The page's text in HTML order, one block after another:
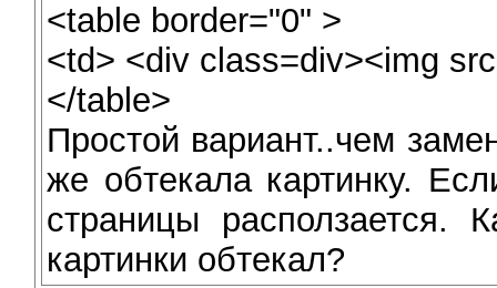
<table border="0" >
<td> <div class=div><img
</table>
Простой вариант..чем
же обтекала картинку.
страницы расползается.
картинки обтекал?